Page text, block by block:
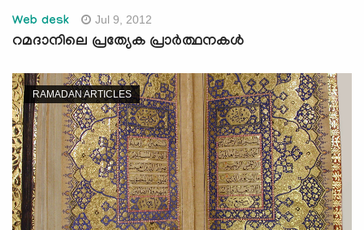
Web desk Jul 9, 2012
റമദാനിലെ പ്രത്യേക പ്രാര്‍ത്ഥനകള്‍
RAMADAN ARTICLES